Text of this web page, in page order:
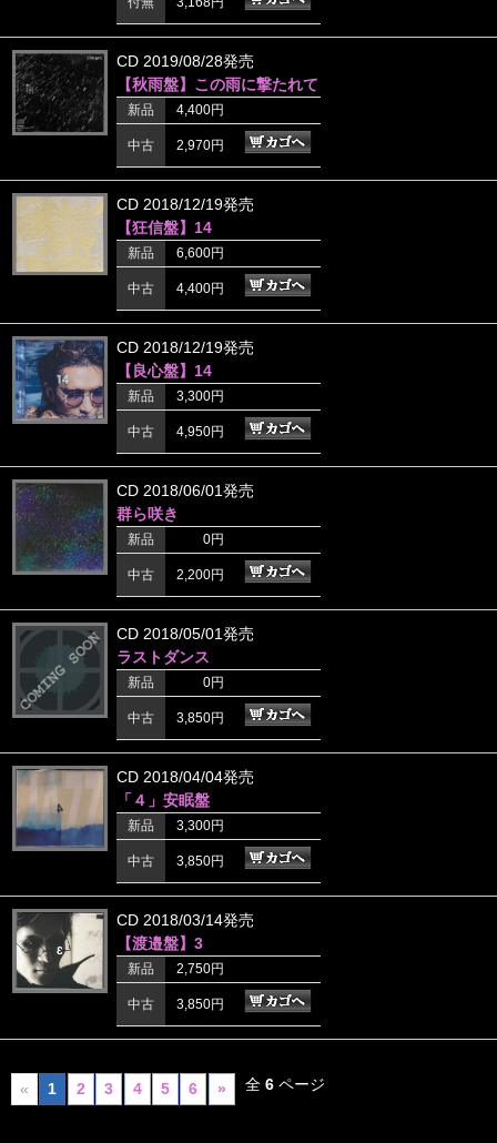
CD 2019/08/28発売
【秋雨盤】この雨に撃たれて
新品 4,400円
中古 2,970円
CD 2018/12/19発売
【狂信盤】14
新品 6,600円
中古 4,400円
CD 2018/12/19発売
【良心盤】14
新品 3,300円
中古 4,950円
CD 2018/06/01発売
群ら咲き
新品 0円
中古 2,200円
CD 2018/05/01発売
ラストダンス
新品 0円
中古 3,850円
CD 2018/04/04発売
「４」安眠盤
新品 3,300円
中古 3,850円
CD 2018/03/14発売
【渡邉盤】3
新品 2,750円
中古 3,850円
« 1 2 3 4 5 6 » 全6 ページ